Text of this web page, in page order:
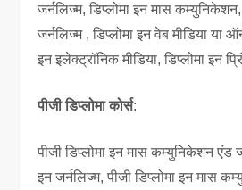
जर्नलिज्म, डिप्लोमा इन मास
जर्नलिज्म , डिप्लोमा इन वेब मीडिया या
इन इलेक्ट्रॉनिक मीडिया, डिप्लोमा इन
पीजी डिप्लोमा कोर्स:
पीजी डिप्लोमा इन मास कम्युनिकेशन एंड
इन जर्नलिज्म, पीजी डिप्लोमा इन मास